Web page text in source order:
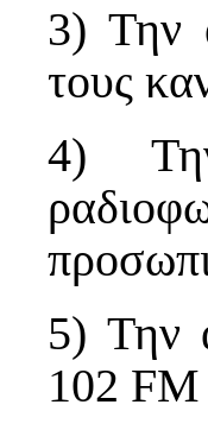
3) Την
τους
4)
5) Την
102 FM